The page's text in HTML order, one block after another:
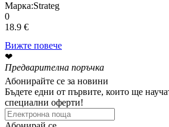
Марка:Strateg
0
18.9 €
Вижте повече
❤
Предварителна поръчка
Абонирайте се за новини
Бъдете едни от първите, които ще
специални оферти!